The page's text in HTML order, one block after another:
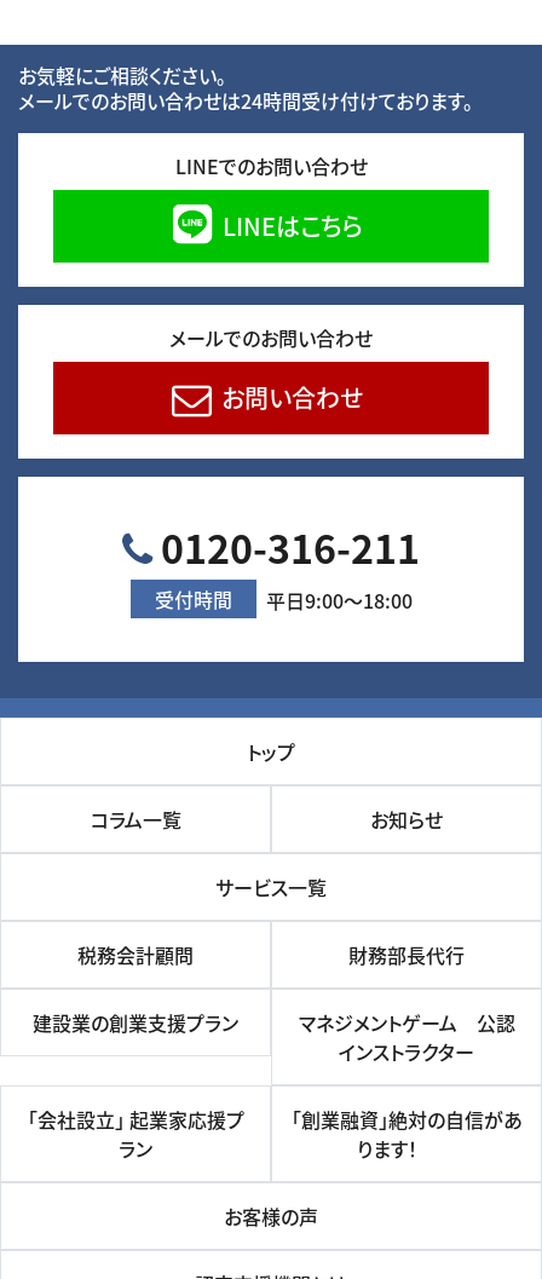
お気軽にご相談ください。
メールでのお問い合わせは24時間受け付けております。
LINEでのお問い合わせ
LINEはこちら
メールでのお問い合わせ
お問い合わせ
0120-316-211
受付時間 平日9:00～18:00
トップ
コラム一覧 お知らせ
サービス一覧
税務会計顧問 財務部長代行
建設業の創業支援プラン
マネジメントゲーム 公認
インストラクター
「会社設立」 起業家応援プ
ラン
「創業融資」絶対の自信があ
ります！
お客様の声